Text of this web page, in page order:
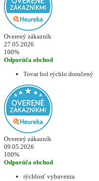
Overený zákazník
27.05.2026
100%
Odporúča obchod
Tovar bol rýchlo doručený
Overený zákazník
09.05.2026
100%
Odporúča obchod
rýchlosť vybavenia